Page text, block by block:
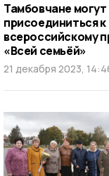
Тамбовчане могут
присоединиться к
всероссийскому
«Всей семьёй»
21 декабря 2023,